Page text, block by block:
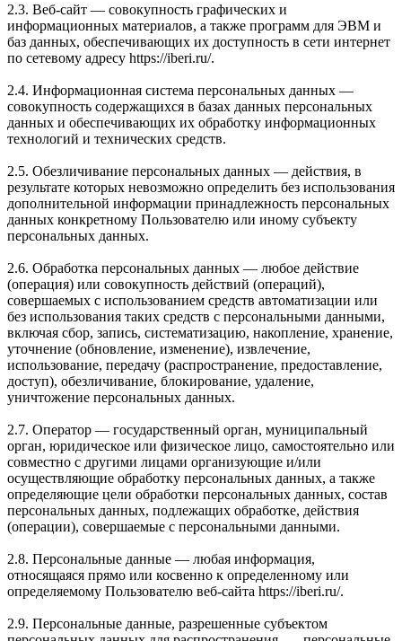
2.3. Веб-сайт — совокупность графических и
информационных материалов, а также программ для ЭВМ и
баз данных, обеспечивающих их доступность в сети интернет
по сетевому адресу https://iberi.ru/.
2.4. Информационная система персональных данных —
совокупность содержащихся в базах данных персональных
данных и обеспечивающих их обработку информационных
технологий и технических средств.
2.5. Обезличивание персональных данных — действия, в
результате которых невозможно определить без использования
дополнительной информации принадлежность персональных
данных конкретному Пользователю или иному субъекту
персональных данных.
2.6. Обработка персональных данных — любое действие
(операция) или совокупность действий (операций),
совершаемых с использованием средств автоматизации или
без использования таких средств с персональными данными,
включая сбор, запись, систематизацию, накопление, хранение,
уточнение (обновление, изменение), извлечение,
использование, передачу (распространение, предоставление,
доступ), обезличивание, блокирование, удаление,
уничтожение персональных данных.
2.7. Оператор — государственный орган, муниципальный
орган, юридическое или физическое лицо, самостоятельно или
совместно с другими лицами организующие и/или
осуществляющие обработку персональных данных, а также
определяющие цели обработки персональных данных, состав
персональных данных, подлежащих обработке, действия
(операции), совершаемые с персональными данными.
2.8. Персональные данные — любая информация,
относящаяся прямо или косвенно к определенному или
определяемому Пользователю веб-сайта https://iberi.ru/.
2.9. Персональные данные, разрешенные субъектом